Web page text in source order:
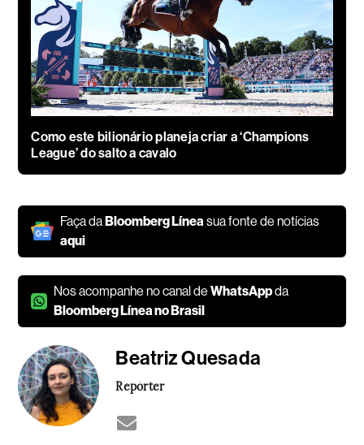
Como este bilionário planeja criar a ‘Champions
League’ do salto a cavalo
Faça daBloomberg Línea sua fonte de notícias
aqui
Nos acompanhe no canal deWhatsAppda
Bloomberg Línea no Brasil
Beatriz Quesada
Repórter